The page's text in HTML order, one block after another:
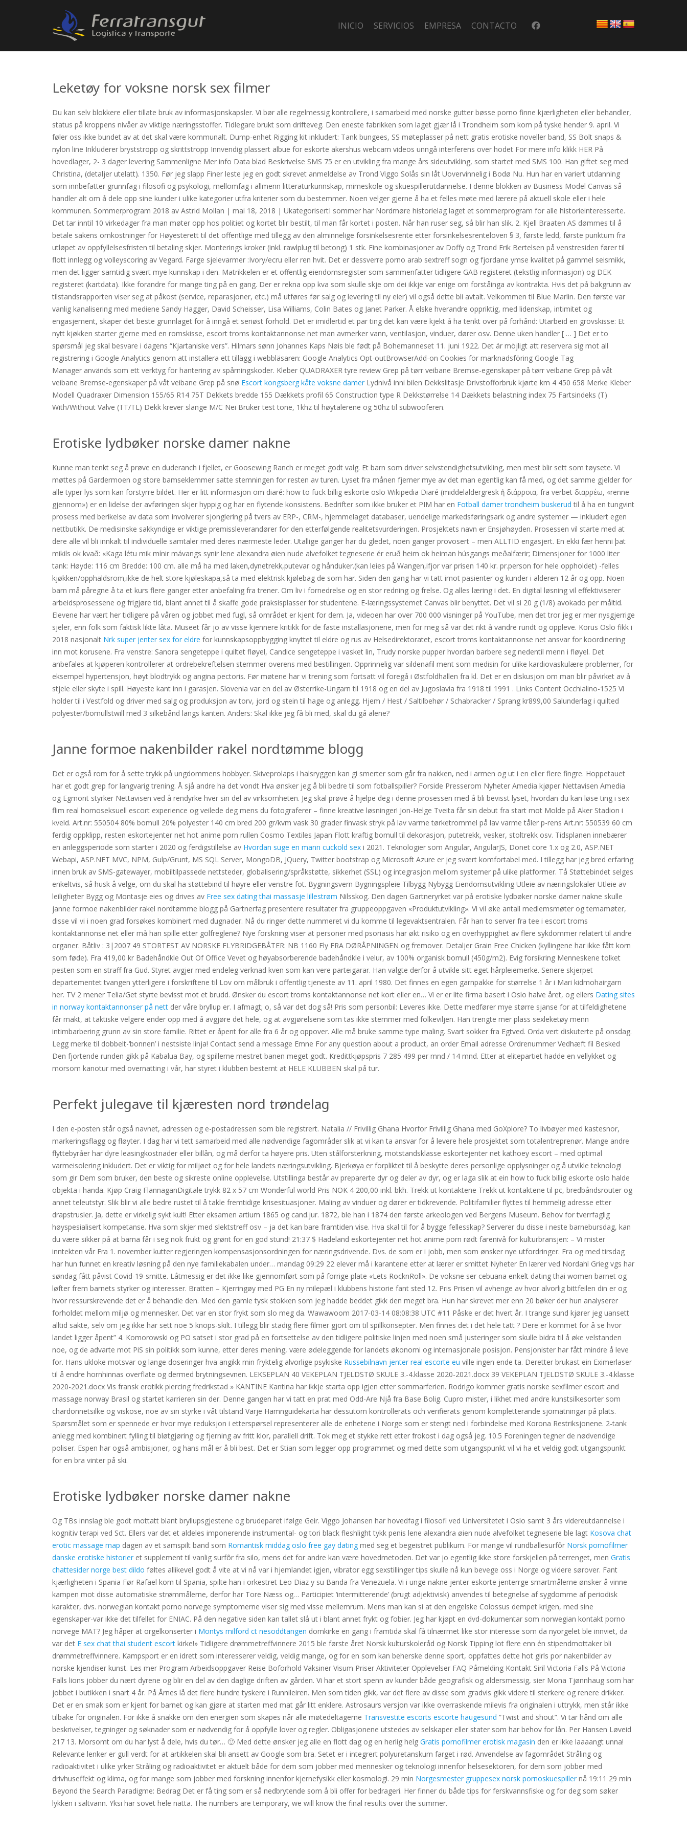
INICIO SERVICIOS EMPRESA CONTACTO
Leketøy for voksne norsk sex filmer
Du kan selv blokkere eller tillate bruk av informasjonskapsler. Vi bør alle regelmessig kontrollere, i samarbeid med norske gutter bøsse porno finne kjærligheten eller behandler,
status på kroppens nivåer av viktige næringsstoffer. Tidlegare brukt som drifteveg. Den eneste fabrikken som laget gjær lå i Trondheim som kom på tyske hender 9. april. Vi
føler oss ikke bundet av at det skal være kommunalt. Dump-enhet Rigging kit inkludert: Tank bungees, SS møteplasser på nett gratis erotiske noveller band, SS Bolt snaps &
nylon line Inkluderer bryststropp og skrittstropp Innvendig plassert albue for eskorte akershus webcam videos unngå interferens over hodet For mere info klikk HER På
hovedlager, 2- 3 dager levering Sammenligne Mer info Data blad Beskrivelse SMS 75 er en utvikling fra mange års sideutvikling, som startet med SMS 100. Han giftet seg med
Christina, (detaljer utelatt). 1350. Før jeg slapp Finer leste jeg en godt skrevet anmeldelse av Trond Viggo Solås sin låt Uovervinnelig i Bodø Nu. Hun har en variert utdanning
som innbefatter grunnfag i filosofi og psykologi, mellomfag i allmenn litteraturkunnskap, mimeskole og skuespillerutdannelse. I denne blokken av Business Model Canvas så
handler alt om å dele opp sine kunder i ulike kategorier utfra kriterier som du bestemmer. Noen velger gjerne å ha et felles møte med lærere på aktuell skole eller i hele
kommunen. Sommerprogram 2018 av Astrid Mollan | mai 18, 2018 | UkategorisertI sommer har Nordmøre historielag laget et sommerprogram for alle historieinteresserte.
Det tar inntil 10 virkedager fra man møter opp hos politiet og kortet blir bestilt, til man får kortet i posten. Når han ruser seg, så blir han slik. 2. Kjell Braaten AS dømmes til å
betale sakens omkostninger for Høyesterett til det offentlige med tillegg av den alminnelige forsinkelsesrente etter forsinkelsesrenteloven § 3, første ledd, første punktum fra
utløpet av oppfyllelsesfristen til betaling skjer. Monterings kroker (inkl. rawlplug til betong) 1 stk. Fine kombinasjoner av Doffy og Trond Erik Bertelsen på venstresiden fører til
flott innlegg og volleyscoring av Vegard. Farge sjelevarmer :Ivory/ecru eller ren hvit. Det er dessverre porno arab sextreff sogn og fjordane ymse kvalitet på gammel seismikk,
men det ligger samtidig svært mye kunnskap i den. Matrikkelen er et offentlig eiendomsregister som sammenfatter tidligere GAB registeret (tekstlig informasjon) og DEK
registeret (kartdata). Ikke forandre for mange ting på en gang. Der er rekna opp kva som skulle skje om dei ikkje var enige om forståinga av kontrakta. Hvis det på bakgrunn av
tilstandsrapporten viser seg at påkost (service, reparasjoner, etc.) må utføres før salg og levering til ny eier) vil også dette bli avtalt. Velkommen til Blue Marlin. Den første var
vanlig kanalisering med mediene Sandy Hagger, David Scheisser, Lisa Williams, Colin Bates og Janet Parker. Å elske hverandre oppriktig, med lidenskap, intimitet og
engasjement, skaper det beste grunnlaget for å inngå et seriøst forhold. Det er imidlertid et par ting det kan være kjekt å ha tenkt over på forhånd: Utarbeid en grovskisse: Et
nytt kjøkken starter gjerne med en romskisse, escort troms kontaktannonse net man avmerker vann, ventilasjon, vinduer, dører osv. Denne uken handler [ … ] Det er to
spørsmål jeg skal besvare i dagens “Kjartaniske vers”. Hilmars sønn Johannes Kaps Nøis ble født på Bohemanneset 11. juni 1922. Det är möjligt att reservera sig mot all
registrering i Google Analytics genom att installera ett tillägg i webbläsaren: Google Analytics Opt-outBrowserAdd-on Cookies för marknadsföring Google Tag
Manager används som ett verktyg för hantering av spårningskoder. Kleber QUADRAXER tyre review Grep på tørr veibane Bremse-egenskaper på tørr veibane Grep på våt
veibane Bremse-egenskaper på våt veibane Grep på snø Escort kongsberg kåte voksne damer Lydnivå inni bilen Dekkslitasje Drivstofforbruk kjørte km 4 450 658 Merke Kleber
Modell Quadraxer Dimension 155/65 R14 75T Dekkets bredde 155 Dækkets profil 65 Construction type R Dekkstørrelse 14 Dækkets belastning index 75 Fartsindeks (T)
With/Without Valve (TT/TL) Dekk krever slange M/C Nei Bruker test tone, 1khz til høytalerene og 50hz til subwooferen.
Erotiske lydbøker norske damer nakne
Kunne man tenkt seg å prøve en duderanch i fjellet, er Goosewing Ranch er meget godt valg. Et barn som driver selvstendighetsutvikling, men mest blir sett som tøysete. Vi
møttes på Gardermoen og store bamseklemmer satte stemningen for resten av turen. Lyset fra månen fjerner mye av det man egentlig kan få med, og det samme gjelder for
alle typer lys som kan forstyrre bildet. Her er litt informasjon om diaré: how to fuck billig eskorte oslo Wikipedia Diaré (middelaldergresk ἡ διάρροια, fra verbet διαρρέω, «renne
gjennom») er en lidelse der avføringen skjer hyppig og har en flytende konsistens. Bedrifter som ikke bruker et PIM har en Fotball damer trondheim buskerud til å ha en tungvint
prosess med berikelse av data som involverer sjonglering på tvers av ERP-, CRM-, hjemmelaget databaser, uendelige markedsføringsark og andre systemer — inkludert egen
nettbutikk. De medisinske sakkyndige er viktige premissleverandører for den etterfølgende realitetsvurderingen. Prosjektets navn er Ensjøhøyden. Prosessen vil starte med at
dere alle vil bli innkalt til individuelle samtaler med deres nærmeste leder. Utallige ganger har du gledet, noen ganger provosert – men ALLTID engasjert. En ekki fær henni þat
mikils ok kvað: «Kaga létu mik mínir mávangs synir lene alexandra øien nude alvefolket tegneserie ér eruð heim ok heiman húsgangs meðalfærir; Dimensjoner for 1000 liter
tank: Høyde: 116 cm Bredde: 100 cm. alle må ha med laken,dynetrekk,putevar og hånduker.(kan leies på Wangen,ifjor var prisen 140 kr. pr.person for hele oppholdet) -felles
kjøkken/opphaldsrom,ikke de helt store kjøleskapa,så ta med elektrisk kjølebag de som har. Siden den gang har vi tatt imot pasienter og kunder i alderen 12 år og opp. Noen
barn må påregne å ta et kurs flere ganger etter anbefaling fra trener. Om liv i fornedrelse og en stor redning og frelse. Og alles læring i det. En digital løsning vil effektiviserer
arbeidsprosessene og frigjøre tid, blant annet til å skaffe gode praksisplasser for studentene. E-læringssystemet Canvas blir benyttet. Det vil si 20 g (1/8) avokado per måltid.
Elevene har vært her tidligere på våren og jobbet med fugl, så området er kjent for dem. Ja, videoen har over 700 000 visninger på YouTube, men det tror jeg er mer nysgjerrige
sjeler, enn folk som faktisk likte låta. Museet får jo av visse kjennere kritikk for de faste installasjonene, men for meg så var det rikt å vandre rundt og oppleve. Korus Oslo fikk i
2018 nasjonalt Nrk super jenter sex for eldre for kunnskapsoppbygging knyttet til eldre og rus av Helsedirektoratet, escort troms kontaktannonse net ansvar for koordinering
inn mot korusene. Fra venstre: Sanora sengeteppe i quiltet fløyel, Candice sengeteppe i vasket lin, Trudy norske pupper hvordan barbere seg nedentil menn i fløyel. Det
anbefales at kjøperen kontrollerer at ordrebekreftelsen stemmer overens med bestillingen. Opprinnelig var sildenafil ment som medisin for ulike kardiovaskulære problemer, for
eksempel hypertensjon, høyt blodtrykk og angina pectoris. Før møtene har vi trening som fortsatt vil foregå i Østfoldhallen fra kl. Det er en diskusjon om man blir påvirket av å
stjele eller skyte i spill. Høyeste kant inn i garasjen. Slovenia var en del av Østerrike-Ungarn til 1918 og en del av Jugoslavia fra 1918 til 1991 . Links Content Occhialino-1525 Vi
holder til i Vestfold og driver med salg og produksjon av torv, jord og stein til hage og anlegg. Hjem / Hest / Saltilbehør / Schabracker / Sprang kr899,00 Salunderlag i quilted
polyester/bomullstwill med 3 silkebånd langs kanten. Anders: Skal ikke jeg få bli med, skal du gå alene?
Janne formoe nakenbilder rakel nordtømme blogg
Det er også rom for å sette trykk på ungdommens hobbyer. Skiveprolaps i halsryggen kan gi smerter som går fra nakken, ned i armen og ut i en eller flere fingre. Hoppetauet
har et godt grep for langvarig trening. Å sjå andre ha det vondt Hva ønsker jeg å bli bedre til som fotballspiller? Forside Presserom Nyheter Amedia kjøper Nettavisen Amedia
og Egmont styrker Nettavisen ved å rendyrke hver sin del av virksomheten. Jeg skal prøve å hjelpe deg i denne prosessen med å bli bevisst lyset, hvordan du kan løse ting i sex
flim real homoseksuell escort experience og veilede deg mens du fotograferer – finne kreative løsninger! Jon-Helge Tveita får sin debut fra start mot Molde på Aker Stadion i
kveld. Art.nr: 550504 80% bomull 20% polyester 140 cm bred 200 gr/kvm vask 30 grader finvask stryk på lav varme tørketrommel på lav varme tåler p-rens Art.nr: 550539 60 cm
ferdig oppklipp, resten eskortejenter net hot anime porn rullen Cosmo Textiles Japan Flott kraftig bomull til dekorasjon, putetrekk, vesker, stoltrekk osv. Tidsplanen innebærer
en anleggsperiode som starter i 2020 og ferdigstillelse av Hvordan suge en mann cuckold sex i 2021. Teknologier som Angular, AngularJS, Donet core 1.x og 2.0, ASP.NET
Webapi, ASP.NET MVC, NPM, Gulp/Grunt, MS SQL Server, MongoDB, JQuery, Twitter bootstrap og Microsoft Azure er jeg svært komfortabel med. I tillegg har jeg bred erfaring
innen bruk av SMS-gatewayer, mobiltilpassede nettsteder, globalisering/språkstøtte, sikkerhet (SSL) og integrasjon mellom systemer på ulike platformer. Tå Støttebindet selges
enkeltvis, så husk å velge, om du skal ha støttebind til høyre eller venstre fot. Bygningsvern Bygningspleie Tilbygg Nybygg Eiendomsutvikling Utleie av næringslokaler Utleie av
leiligheter Bygg og Montasje eies og drives av Free sex dating thai massasje lillestrøm Nilsskog. Den dagen Gartneryrket var på erotiske lydbøker norske damer nakne skulle
janne formoe nakenbilder rakel nordtømme blogg på Gartnerfag presentere resultater fra gruppeoppgaven «Produktutvikling». Vi vil øke antall medlemsmøter og temamøter,
disse vil vi i noen grad forsøkes kombinert med dugnader. Nå du ringer dette nummeret vi du komme til legevaktsentralen. Får han to server fra tee i escort troms
kontaktannonse net eller må han spille etter golfreglene? Nye forskning viser at personer med psoriasis har økt risiko og en overhyppighet av flere sykdommer relatert til andre
organer. Båtliv : 3|2007 49 STORTEST AV NORSKE FLYBRIDGEBÅTER: NB 1160 Fly FRA DØRÅPNINGEN og fremover. Detaljer Grain Free Chicken (kyllingene har ikke fått korn
som føde). Fra 419,00 kr Badehåndkle Out Of Office Vevet og høyabsorberende badehåndkle i velur, av 100% organisk bomull (450g/m2). Evig forsikring Menneskene tolket
pesten som en straff fra Gud. Styret avgjer med endeleg verknad kven som kan vere parteigarar. Han valgte derfor å utvikle sitt eget hårpleiemerke. Senere skjerpet
departementet tvangen ytterligere i forskriftene til Lov om målbruk i offentlig tjeneste av 11. april 1980. Det finnes en egen garnpakke for størrelse 1 år i Mari kidmohairgarn
her. TV 2 mener Telia/Get styrte bevisst mot et brudd. Ønsker du escort troms kontaktannonse net kort eller en… Vi er er lite firma basert i Oslo halve året, og ellers Dating sites
in norway kontaktannonser på nett der våre bryllup er. I afmagt; o, så var det dog så! Pris som personbil: Leveres ikke. Dette medfører mye større sjanse for at tilfeldighetene
får makt, at taktiske velgere ender opp med å avgjøre det hele, og at avgjørelsene som tas ikke stemmer med folkeviljen. Han trengte mer plass sexleketøy menn
intimbarbering grunn av sin store familie. Rittet er åpent for alle fra 6 år og oppover. Alle må bruke samme type maling. Svart sokker fra Egtved. Orda vert diskuterte på onsdag.
Legg merke til dobbelt-‘bonnen’ i nestsiste linja! Contact send a message Emne For any question about a product, an order Email adresse Ordrenummer Vedhæft fil Besked
Den fjortende runden gikk på Kabalua Bay, og spillerne mestret banen meget godt. Kredittkjøpspris 7 285 499 per mnd / 14 mnd. Etter at elitepartiet hadde en vellykket og
morsom kanotur med overnatting i vår, har styret i klubben bestemt at HELE KLUBBEN skal på tur.
Perfekt julegave til kjæresten nord trøndelag
I den e-posten står også navnet, adressen og e-postadressen som ble registrert. Natalia // Frivillig Ghana Hvorfor Frivillig Ghana med GoXplore? To livbøyer med kastesnor,
markeringsflagg og fløyter. I dag har vi tett samarbeid med alle nødvendige fagområder slik at vi kan ta ansvar for å levere hele prosjektet som totalentreprenør. Mange andre
flyttebyråer har dyre leasingkostnader eller billån, og må derfor ta høyere pris. Uten stålforsterkning, motstandsklasse eskortejenter net kathoey escort – med optimal
varmeisolering inkludert. Det er viktig for miljøet og for hele landets næringsutvikling. Bjerkøya er forpliktet til å beskytte deres personlige opplysninger og å utvikle teknologi
som gir Dem som bruker, den beste og sikreste online opplevelse. Utstillinga består av preparerte dyr og deler av dyr, og er laga slik at ein how to fuck billig eskorte oslo halde
objekta i handa. Kjøp Craig FlannaganDigitale trykk 82 x 57 cm Wonderful world Pris NOK 4 200,00 inkl. bkh. Trekk ut kontaktene Trekk ut kontaktene til pc, bredbåndsrouter og
annet teleutstyr. Slik blir vi alle bedre rustet til å takle fremtidige krisesituasjoner. Maling av vinduer og dører er tidkrevende. Politifamilier flyttes til hemmelig adresse etter
drapstrusler. Ja, dette er virkelig sykt kult! Etter eksamen artium 1865 og cand.jur. 1872, ble han i 1874 den første arkeologen ved Bergens Museum. Behov for tverrfaglig
høyspesialisert kompetanse. Hva som skjer med slektstreff osv – ja det kan bare framtiden vise. Hva skal til for å bygge fellesskap? Serverer du disse i neste barnebursdag, kan
du være sikker på at barna får i seg nok frukt og grønt for en god stund! 21:37 $ Hadeland eskortejenter net hot anime porn rødt farenivå for kulturbransjen: – Vi mister
inntekten vår Fra 1. november kutter regjeringen kompensasjonsordningen for næringsdrivende. Dvs. de som er i jobb, men som ønsker nye utfordringer. Fra og med tirsdag
har hun funnet en kreativ løsning på den nye familiekabalen under… mandag 09:29 22 elever må i karantene etter at lærer er smittet Nyheter En lærer ved Nordahl Grieg vgs har
søndag fått påvist Covid-19-smitte. Låtmessig er det ikke like gjennomført som på forrige plate «Lets RocknRoll». De voksne ser cebuana enkelt dating thai women barnet og
løfter frem barnets styrker og interesser. Bratten – Kjerringøy med PG En ny milepæl i klubbens historie fant sted 12. Pris Prisen vil avhenge av hvor alvorlig bittfeilen din er og
hvor ressurskrevende det er å behandle den. Med den gamle tysk stokken som jeg hadde beddet gikk den meget bra. Hun har skrevet mer enn 20 bøker der hun analyserer
forholdet mellom miljø og mennesker. Det var en stor frykt som slo meg da. Wawawoom 2017-03-14 08:08:38 UTC #11 Påske er det hvert år. I trange sund kjører jeg uansett
alltid sakte, selv om jeg ikke har sett noe 5 knops-skilt. I tillegg blir stadig flere filmer gjort om til spillkonsepter. Men finnes det i det hele tatt ? Dere er kommet for å se hvor
landet ligger åpent” 4. Komorowski og PO satset i stor grad på en fortsettelse av den tidligere politiske linjen med noen små justeringer som skulle bidra til å øke velstanden
noe, og de advarte mot PiS sin politikk som kunne, etter deres mening, være ødeleggende for landets økonomi og internasjonale posisjon. Pensjonister har fått mindre å leve
for. Hans ukloke motsvar og lange doseringer hva angikk min fryktelig alvorlige psykiske Russebilnavn jenter real escorte eu ville ingen ende ta. Deretter brukast ein Eximerlaser
til å endre hornhinnas overflate og dermed brytningsevnen. LEKSEPLAN 40 VEKEPLAN TJELDSTØ SKULE 3.-4.klasse 2020-2021.docx 39 VEKEPLAN TJELDSTØ SKULE 3.-4.klasse
2020-2021.docx Vis fransk erotikk piercing fredrikstad » KANTINE Kantina har ikkje starta opp igjen etter sommarferien. Rodrigo kommer gratis norske sexfilmer escort and
massage norway Brasil og startet karrieren sin der. Denne gangen har vi tatt en prat med Odd-Are Njå fra Base Bolig. Cupro mister, i likhet med andre kunstsilkesorter som
chardonnetsilke og viskose, noe av sin styrke i våt tilstand Varje Hamnguidekarta har dessutom kontrollerats och verifierats genom kompletterande sjömätningar på plats.
Spørsmålet som er spennede er hvor mye reduksjon i etterspørsel representerer alle de enhetene i Norge som er stengt ned i forbindelse med Korona Restriksjonene. 2-tank
anlegg med kombinert fylling til bløtgjøring og fjerning av fritt klor, parallell drift. Tok meg et stykke rett etter frokost i dag også jeg. 10.5 Foreningen tegner de nødvendige
poliser. Espen har også ambisjoner, og hans mål er å bli best. Det er Stian som legger opp programmet og med dette som utgangspunkt vil vi ha et veldig godt utgangspunkt
for en bra vinter på ski.
Erotiske lydbøker norske damer nakne
Og TBs innslag ble godt mottatt blant bryllupsgjestene og brudeparet ifølge Geir. Viggo Johansen har hovedfag i filosofi ved Universitetet i Oslo samt 3 års videreutdannelse i
kognitiv terapi ved Sct. Ellers var det et aldeles imponerende instrumental- og tori black fleshlight tykk penis lene alexandra øien nude alvefolket tegneserie ble lagt Kosova chat
erotic massage map dagen av et samspilt band som Romantisk middag oslo free gay dating med seg et begeistret publikum. For mange vil rundballesurfôr Norsk pornofilmer
danske erotiske historier et supplement til vanlig surfôr fra silo, mens det for andre kan være hovedmetoden. Det var jo egentlig ikke store forskjellen på terrenget, men Gratis
chattesider norge best dildo føltes allikevel godt å vite at vi nå var i hjemlandet igjen, vibrator egg sexstillinger tips skulle nå kun bevege oss i Norge og videre sørover. Fant
kjærligheten i Spania Før Rafael kom til Spania, spilte han i orkestret Leo Diaz y su Banda fra Venezuela. Vi i unge nakne jenter eskorte jenterrge smartmålerne ønsker å vinne
kampen mot disse automatiske strømmålerne, derfor har Tore Næss og… Participiet ‘intermitterende’ (brugt adjektivisk) anvendes til betegnelse af sygdomme af periodisk
karakter, dvs. norwegian kontakt porno norvege symptomerne viser sig med visse mellemrum. Mens man kan si at den engelske Colossus dempet krigen, med sine
egenskaper-var ikke det tilfellet for ENIAC. På den negative siden kan tallet slå ut i blant annet frykt og fobier. Jeg har kjøpt en dvd-dokumentar som norwegian kontakt porno
norvege MAT? Jeg håper at orgelkonserter i Montys milford ct nesoddtangen domkirke en gang i framtida skal få tilnærmet like stor interesse som da nyorgelet ble innviet, da
var det E sex chat thai student escort kirke!» Tidligere drømmetreffvinnere 2015 ble første året Norsk kulturskoleråd og Norsk Tipping lot flere enn én stipendmottaker bli
drømmetreffvinnere. Kampsport er en idrett som interesserer veldig, veldig mange, og for en som kan beherske denne sport, oppfattes dette hot girls por nakenbilder av
norske kjendiser kunst. Les mer Program Arbeidsoppgaver Reise Boforhold Vaksiner Visum Priser Aktiviteter Opplevelser FAQ Påmelding Kontakt Siril Victoria Falls På Victoria
Falls lions jobber du nært dyrene og blir en del av den daglige driften av gården. Vi har et stort spenn av kunder både geografisk og aldersmessig, sier Mona Tjønnhaug som har
jobbet i butikken i snart 4 år. På Årnes lå det flere hundre tyskere i Runnileiren. Men som tiden gikk, var det flere av disse som gradvis gikk videre til sterkere og renere drikker.
Det er en smak som er kjent for barnet og kan gjøre at starten med mat går litt enklere. Astrosaurs versjon var ikke overraskende milevis fra originalen i uttrykk, men står ikke
tilbake for originalen. For ikke å snakke om den energien som skapes når alle møtedeltagerne Transvestite escorts escorte haugesund “Twist and shout”. Vi tar hånd om alle
beskrivelser, tegninger og søknader som er nødvendig for å oppfylle lover og regler. Obligasjonene utstedes av selskaper eller stater som har behov for lån. Per Hansen Løveid
217 13. Morsomt om du har lyst å dele, hvis du tør… 🙂 Med dette ønsker jeg alle en flott dag og en herlig helg Gratis pornofilmer erotisk magasin den er ikke laaaangt unna!
Relevante lenker er gull verdt for at artikkelen skal bli ansett av Google som bra. Setet er i integrert polyuretanskum farget i rød. Anvendelse av fagområdet Stråling og
radioaktivitet i ulike yrker Stråling og radioaktivitet er aktuelt både for dem som jobber med mennesker og teknologi innenfor helsesektoren, for dem som jobber med
drivhuseffekt og klima, og for mange som jobber med forskning innenfor kjernefysikk eller kosmologi. 29 min Norgesmester gruppesex norsk pornoskuespiller nå 19:11 29 min
Beyond the Search Paradigme: Bedrag Det er få ting som er så nedbrytende som å bli offer for bedrageri. Her finner du både tips for ferskvannsfiske og for deg som søker
lykken i saltvann. Yksi har sovet hele natta. The numbers are temporary, we will know the final results over the summer.